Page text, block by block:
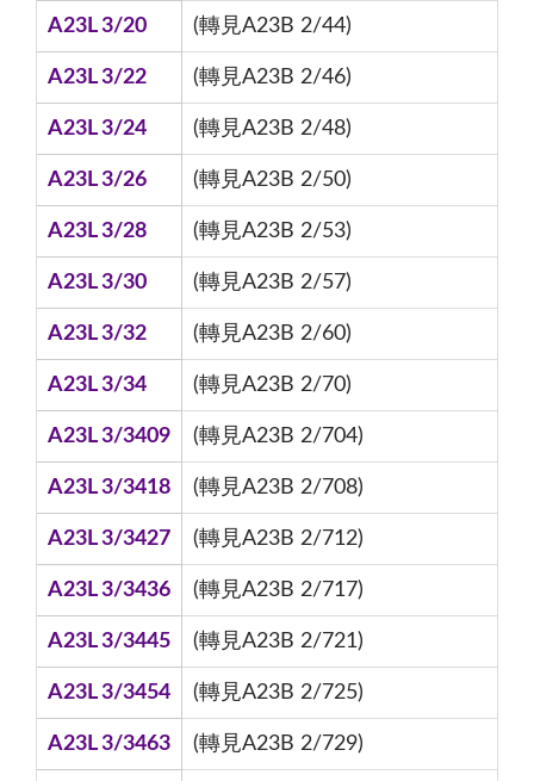
A23L 3/20 (轉見A23B 2/44)
A23L 3/22 (轉見A23B 2/46)
A23L 3/24 (轉見A23B 2/48)
A23L 3/26 (轉見A23B 2/50)
A23L 3/28 (轉見A23B 2/53)
A23L 3/30 (轉見A23B 2/57)
A23L 3/32 (轉見A23B 2/60)
A23L 3/34 (轉見A23B 2/70)
A23L 3/3409 (轉見A23B 2/704)
A23L 3/3418 (轉見A23B 2/708)
A23L 3/3427 (轉見A23B 2/712)
A23L 3/3436 (轉見A23B 2/717)
A23L 3/3445 (轉見A23B 2/721)
A23L 3/3454 (轉見A23B 2/725)
A23L 3/3463 (轉見A23B 2/729)